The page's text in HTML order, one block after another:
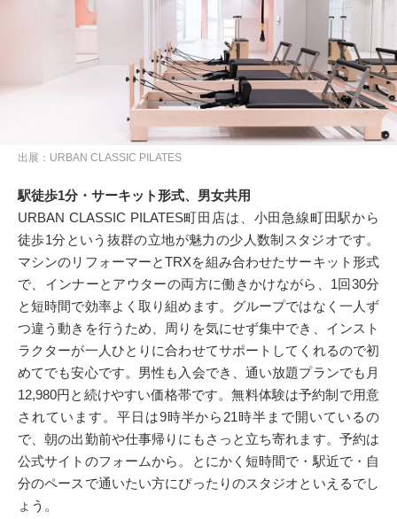
出展：URBAN CLASSIC PILATES
駅徒歩1分・サーキット形式、男女共用
URBAN CLASSIC PILATES町田店は、小田急線町田駅から
徒歩1分という抜群の立地が魅力の少人数制スタジオです。
マシンのリフォーマーとTRXを組み合わせたサーキット形式
で、インナーとアウターの両方に働きかけながら、1回30分
と短時間で効率よく取り組めます。グループではなく一人ず
つ違う動きを行うため、周りを気にせず集中でき、インスト
ラクターが一人ひとりに合わせてサポートしてくれるので初
めてでも安心です。男性も入会でき、通い放題プランでも月
12,980円と続けやすい価格帯です。無料体験は予約制で用意
されています。平日は9時半から21時半まで開いているの
で、朝の出勤前や仕事帰りにもさっと立ち寄れます。予約は
公式サイトのフォームから。とにかく短時間で・駅近で・自
分のペースで通いたい方にぴったりのスタジオといえるでし
ょう。